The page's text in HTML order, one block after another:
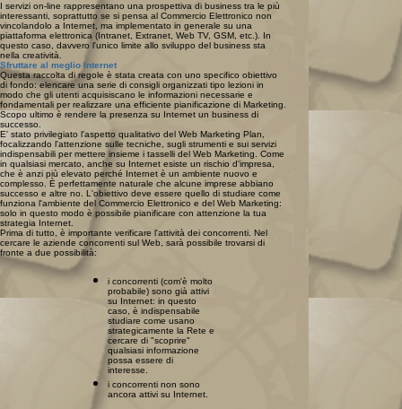
I servizi on-line rappresentano una prospettiva di business tra le più
interessanti, soprattutto se si pensa al Commercio Elettronico non
vincolandolo a Internet, ma implementato in generale su una
piattaforma elettronica (Intranet, Extranet, Web TV, GSM, etc.). In
questo caso, davvero l'unico limite allo sviluppo del business sta
nella creatività.
Sfruttare al meglio Internet
Questa raccolta di regole è stata creata con uno specifico obiettivo
di fondo: elencare una serie di consigli organizzati tipo lezioni in
modo che gli utenti acquisiscano le informazioni necessarie e
fondamentali per realizzare una efficiente pianificazione di Marketing.
Scopo ultimo è rendere la presenza su Internet un business di
successo.
E' stato privilegiato l'aspetto qualitativo del Web Marketing Plan,
focalizzando l'attenzione sulle tecniche, sugli strumenti e sui servizi
indispensabili per mettere insieme i tasselli del Web Marketing. Come
in qualsiasi mercato, anche su Internet esiste un rischio d'impresa,
che è anzi più elevato perché Internet è un ambiente nuovo e
complesso. È perfettamente naturale che alcune imprese abbiano
successo e altre no. L'obiettivo deve essere quello di studiare come
funziona l'ambiente del Commercio Elettronico e del Web Marketing:
solo in questo modo è possibile pianificare con attenzione la tua
strategia Internet.
Prima di tutto, è importante verificare l'attività dei concorrenti. Nel
cercare le aziende concorrenti sul Web, sarà possibile trovarsi di
fronte a due possibilità:
i concorrenti (com'è molto
probabile) sono già attivi
su Internet: in questo
caso, è indispensabile
studiare come usano
strategicamente la Rete e
cercare di "scoprire"
qualsiasi informazione
possa essere di
interesse.
i concorrenti non sono
ancora attivi su Internet.